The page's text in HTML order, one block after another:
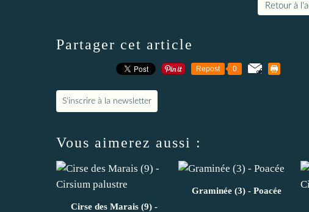
Retour à
Partager cet article
Repost 0
S'inscrire à la newsletter
Vous aimerez aussi :
Cirse des Marais (9) -
Graminée (3) - Poacée